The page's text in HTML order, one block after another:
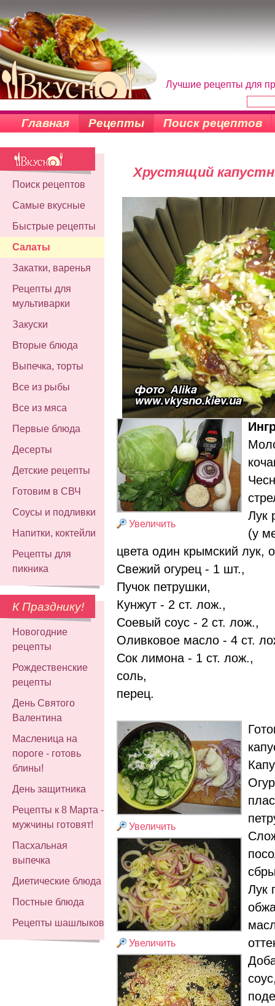
Лучшие рецепты для
Главная Рецепты Поиск рецептов
Поиск рецептов
Самые вкусные
Быстрые рецепты
Салаты
Закатки, варенья
Рецепты для
мультиварки
Закуски
Вторые блюда
Выпечка, торты
Все из рыбы
Все из мяса
Первые блюда
Десерты
Детские рецепты
Готовим в СВЧ
Соусы и подливки
Напитки, коктейли
Рецепты для
пикника
К Празднику!
Новогодние
рецепты
Рождественские
рецепты
День Святого
Валентина
Масленица на
пороге - готовь
блины!
День защитника
Рецепты к 8 Марта -
мужчины готовят!
Пасхальная
выпечка
Диетические блюда
Постные блюда
Рецепты шашлыков
Хрустящий
Увеличить
Лук
(у
цвета один крымский лук,
Свежий огурец - 1 шт.,
Пучок петрушки,
Кунжут - 2 ст. лож.,
Соевый соус - 2 ст. лож.,
Оливковое масло - 4 ст.
Сок лимона - 1 ст. лож.,
соль,
перец.
Увеличить
Увеличить
Лук